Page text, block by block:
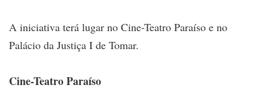
A iniciativa terá lugar no Cine-Teatro Paraíso e no
Palácio da Justiça I de Tomar.
Cine-Teatro Paraíso